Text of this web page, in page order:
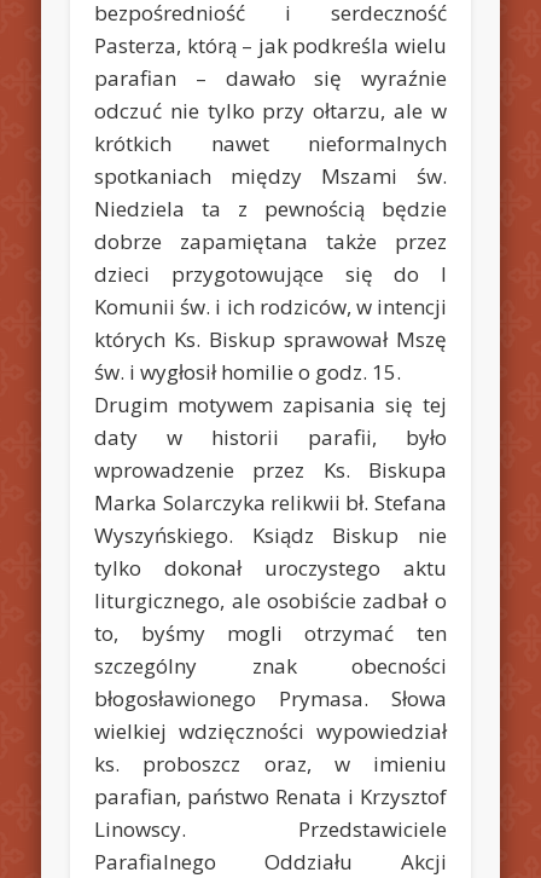
bezpośredniość i serdeczność
Pasterza, którą – jak podkreśla wielu
parafian – dawało się wyraźnie
odczuć nie tylko przy ołtarzu, ale w
krótkich nawet nieformalnych
spotkaniach między Mszami św.
Niedziela ta z pewnością będzie
dobrze zapamiętana także przez
dzieci przygotowujące się do I
Komunii św. i ich rodziców, w intencji
których Ks. Biskup sprawował Mszę
św. i wygłosił homilie o godz. 15.
Drugim motywem zapisania się tej
daty w historii parafii, było
wprowadzenie przez Ks. Biskupa
Marka Solarczyka relikwii bł. Stefana
Wyszyńskiego. Ksiądz Biskup nie
tylko dokonał uroczystego aktu
liturgicznego, ale osobiście zadbał o
to, byśmy mogli otrzymać ten
szczególny znak obecności
błogosławionego Prymasa. Słowa
wielkiej wdzięczności wypowiedział
ks. proboszcz oraz, w imieniu
parafian, państwo Renata i Krzysztof
Linowscy. Przedstawiciele
Parafialnego Oddziału Akcji